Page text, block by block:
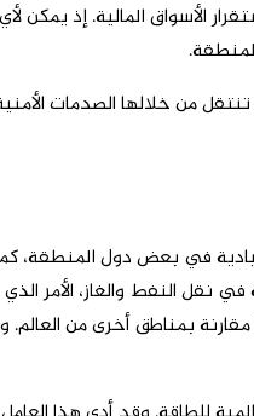
الأسواق المالية. إذ
من خلالها الصدمات
في بعض دول المنطقة،
نقل النفط والغاز، الأمر
مقارنة بمناطق أخرى من